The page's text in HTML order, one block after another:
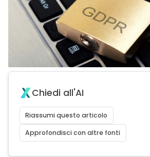
Chiedi all'AI
Riassumi questo articolo
Approfondisci con altre fonti